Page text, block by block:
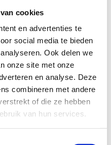
cookies
en advertenties te
social media te bieden
Ook delen we
onze site met onze
en analyse. Deze
combineren met andere
of die ze hebben
van hun services.
en werken samen
die Tracimat-
om een circulaire
bevorderen.
: We leveren
en
Tracimat-certificering
vereisten te voldoen.